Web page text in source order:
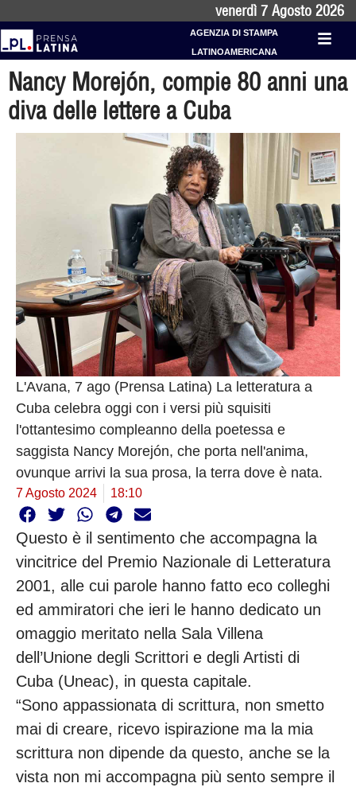
venerdì 7 Agosto 2026
AGENZIA DI STAMPA
LATINOAMERICANA
Nancy Morejón, compie 80 anni una
diva delle lettere a Cuba
L'Avana, 7 ago (Prensa Latina) La letteratura a
Cuba celebra oggi con i versi più squisiti
l'ottantesimo compleanno della poetessa e
saggista Nancy Morejón, che porta nell'anima,
ovunque arrivi la sua prosa, la terra dove è nata.
7 Agosto 2024 18:10
Questo è il sentimento che accompagna la
vincitrice del Premio Nazionale di Letteratura
2001, alle cui parole hanno fatto eco colleghi
ed ammiratori che ieri le hanno dedicato un
omaggio meritato nella Sala Villena
dell’Unione degli Scrittori e degli Artisti di
Cuba (Uneac), in questa capitale.
“Sono appassionata di scrittura, non smetto
mai di creare, ricevo ispirazione ma la mia
scrittura non dipende da questo, anche se la
vista non mi accompagna più sento sempre il